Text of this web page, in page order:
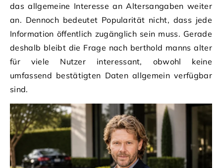
das allgemeine Interesse an Altersangaben weiter
an. Dennoch bedeutet Popularität nicht, dass jede
Information öffentlich zugänglich sein muss. Gerade
deshalb bleibt die Frage nach berthold manns alter
für viele Nutzer interessant, obwohl keine
umfassend bestätigten Daten allgemein verfügbar
sind.